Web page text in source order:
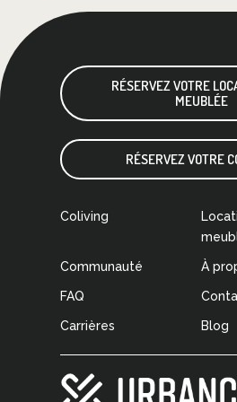
RÉSERVEZ VOTRE
MEUBLÉE
RÉSERVEZ VOTRE
Coliving
Communauté À
FAQ
Carrières Blog